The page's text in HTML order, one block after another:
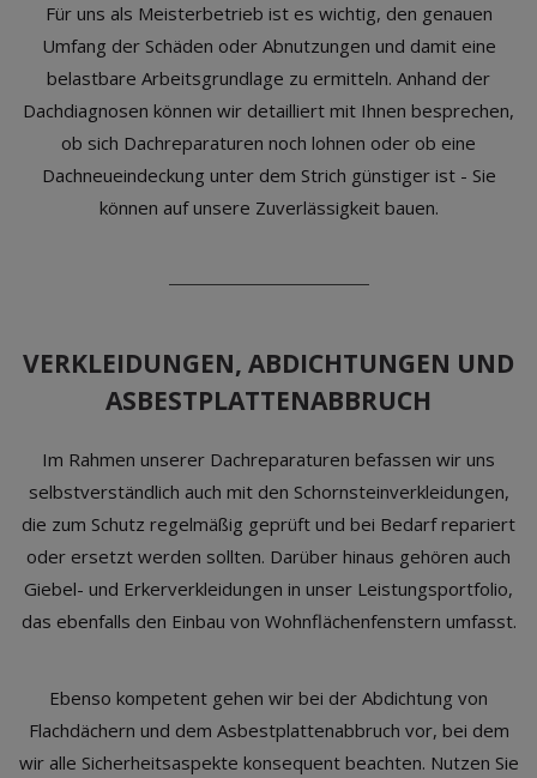
Für uns als Meisterbetrieb ist es wichtig, den genauen
Umfang der Schäden oder Abnutzungen und damit eine
belastbare Arbeitsgrundlage zu ermitteln. Anhand der
Dachdiagnosen können wir detailliert mit Ihnen besprechen,
ob sich Dachreparaturen noch lohnen oder ob eine
Dachneueindeckung unter dem Strich günstiger ist - Sie
können auf unsere Zuverlässigkeit bauen.
VERKLEIDUNGEN, ABDICHTUNGEN UND
ASBESTPLATTENABBRUCH
Im Rahmen unserer Dachreparaturen befassen wir uns
selbstverständlich auch mit den Schornsteinverkleidungen,
die zum Schutz regelmäßig geprüft und bei Bedarf repariert
oder ersetzt werden sollten. Darüber hinaus gehören auch
Giebel- und Erkerverkleidungen in unser Leistungsportfolio,
das ebenfalls den Einbau von Wohnflächenfenstern umfasst.
Ebenso kompetent gehen wir bei der Abdichtung von
Flachdächern und dem Asbestplattenabbruch vor, bei dem
wir alle Sicherheitsaspekte konsequent beachten. Nutzen Sie